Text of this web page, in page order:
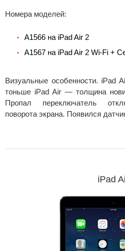
Номера моделей:
A1566 на iPad Air 2
A1567 на iPad Air 2 Wi-Fi +
Визуальные особенности. iPad
тоньше iPad Air — толщина
Пропал переключатель
поворота экрана. Появился
iPad